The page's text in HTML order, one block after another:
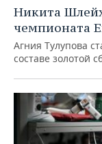
Никита
чемпионата
Агния Тулупова
составе золотой